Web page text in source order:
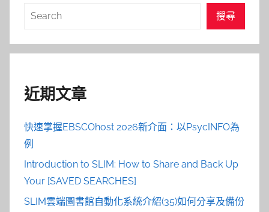
搜
搜尋
近期文章
快速掌握EBSCOhost 2026新介面：以PsycINFO為
例
Introduction to SLIM: How to Share and Back Up
Your [SAVED SEARCHES]
SLIM雲端圖書館自動化系統介紹(35)如何分享及備份